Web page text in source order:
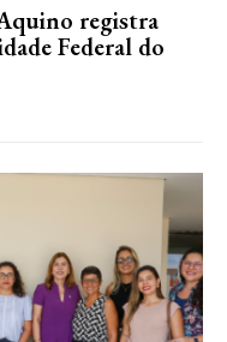
registra
Federal do